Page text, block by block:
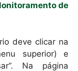
de
deve clicar na
superior) e
Na página